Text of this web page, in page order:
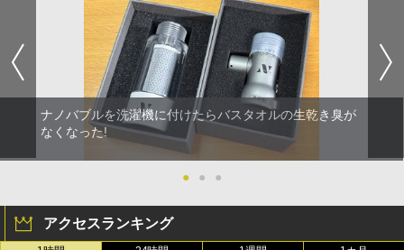
ナノバブルを洗濯機に付けたらバスタオルの生乾き臭が
なくなった!
● ● ●
アクセスランキング